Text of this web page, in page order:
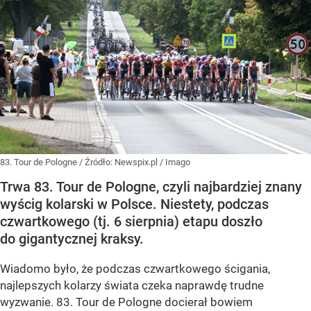
83. Tour de Pologne / Źródło: Newspix.pl / Imago
Trwa 83. Tour de Pologne, czyli najbardziej znany
wyścig kolarski w Polsce. Niestety, podczas
czwartkowego (tj. 6 sierpnia) etapu doszło
do gigantycznej kraksy.
Wiadomo było, że podczas czwartkowego ścigania,
najlepszych kolarzy świata czeka naprawdę trudne
wyzwanie. 83. Tour de Pologne docierał bowiem